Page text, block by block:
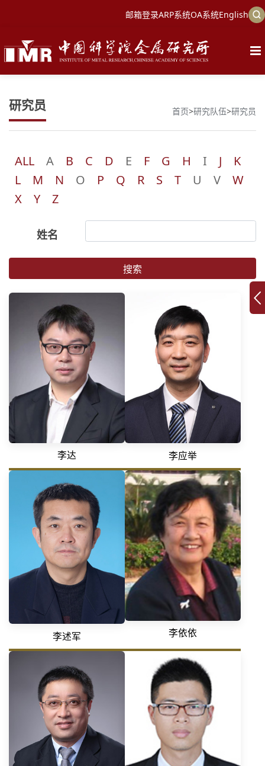
邮箱登录ARP系统OA系统English
研究员 首页>研究队伍>研究员
ALL A B C D E F G H I J
K
L
M N O P Q R S T U V
W
X
Y Z
姓名
搜索
李达 李应举
李述军 李依依